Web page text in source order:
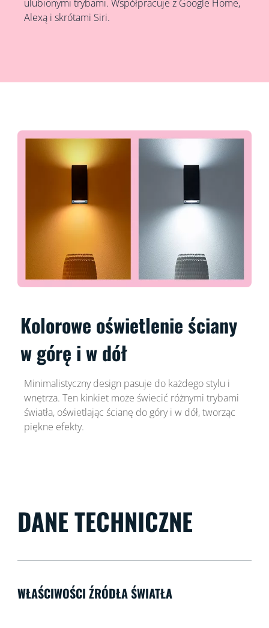
ulubionymi trybami. Współpracuje z Google Home,
Alexą i skrótami Siri.
Kolorowe oświetlenie ściany
w górę i w dół
Minimalistyczny design pasuje do każdego stylu i
wnętrza. Ten kinkiet może świecić różnymi trybami
światła, oświetlając ścianę do góry i w dół, tworząc
piękne efekty.
DANE TECHNICZNE
WŁAŚCIWOŚCI ŹRÓDŁA ŚWIATŁA